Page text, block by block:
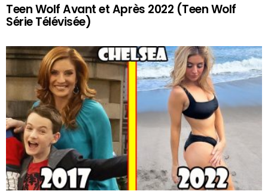
Teen Wolf Avant et Après 2022 (Teen Wolf
Série Télévisée)